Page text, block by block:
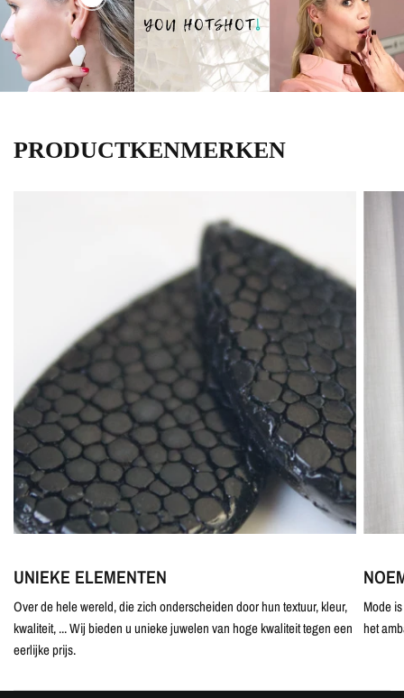
PRODUCTKENMERKEN
UNIEKE ELEMENTEN
Over de hele wereld, die zich onderscheiden door hun textuur, kleur,
kwaliteit, ... Wij bieden u unieke juwelen van hoge kwaliteit tegen een
eerlijke prijs.
Mode
het